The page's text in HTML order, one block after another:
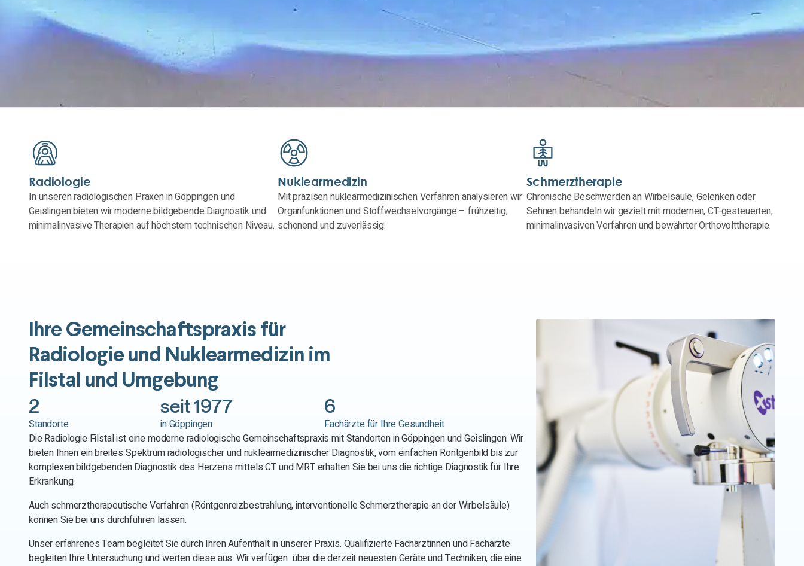
Radiologie
In unseren radiologischen Praxen in Göppingen und
Geislingen bieten wir moderne bildgebende Diagnostik und
minimalinvasive Therapien auf höchstem technischen Niveau.
Nuklearmedizin
Mit präzisen nuklearmedizinischen Verfahren analysieren wir
Organfunktionen und Stoffwechselvorgänge – frühzeitig,
schonend und zuverlässig.
Schmerztherapie
Chronische Beschwerden an Wirbelsäule, Gelenken oder
Sehnen behandeln wir gezielt mit modernen, CT-gesteuerten,
minimalinvasiven Verfahren und bewährter Orthovolttherapie.
Ihre Gemeinschaftspraxis für
Radiologie und Nuklearmedizin im
Filstal und Umgebung
Standorte
2
in Göppingen
seit 1977
Fachärzte für Ihre Gesundheit
6
Die Radiologie Filstal ist eine moderne radiologische Gemeinschaftspraxis mit Standorten in Göppingen und Geislingen. Wir
bieten Ihnen ein breites Spektrum radiologischer und nuklearmedizinischer Diagnostik, vom einfachen Röntgenbild bis zur
komplexen bildgebenden Diagnostik des Herzens mittels CT und MRT erhalten Sie bei uns die richtige Diagnostik für Ihre
Erkrankung.
Auch schmerztherapeutische Verfahren (Röntgenreizbestrahlung, interventionelle Schmerztherapie an der Wirbelsäule)
können Sie bei uns durchführen lassen.
Unser erfahrenes Team begleitet Sie durch Ihren Aufenthalt in unserer Praxis. Qualifizierte Fachärztinnen und Fachärzte
begleiten Ihre Untersuchung und werten diese aus. Wir verfügen über die derzeit neuesten Geräte und Techniken, die eine